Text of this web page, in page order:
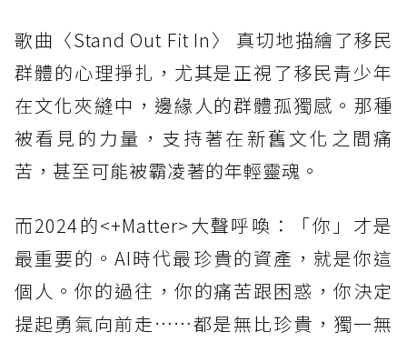
歌曲〈Stand Out Fit In〉 真切地描繪了移民
群體的心理掙扎，尤其是正視了移民青少年
在文化夾縫中，邊緣人的群體孤獨感。那種
被看見的力量，支持著在新舊文化之間痛
苦，甚至可能被霸凌著的年輕靈魂。
而2024的<+Matter>大聲呼喚：「你」才是
最重要的。AI時代最珍貴的資產，就是你這
個人。你的過往，你的痛苦跟困惑，你決定
提起勇氣向前走……都是無比珍貴，獨一無